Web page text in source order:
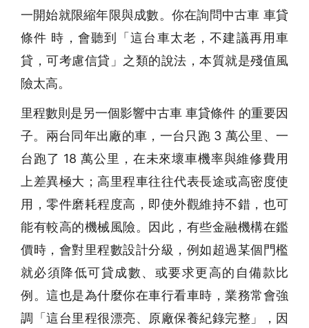
一開始就限縮年限與成數。你在詢問中古車 車貸
條件 時，會聽到「這台車太老，不建議再用車
貸，可考慮信貸」之類的說法，本質就是殘值風
險太高。
里程數則是另一個影響中古車 車貸條件 的重要因
子。兩台同年出廠的車，一台只跑 3 萬公里、一
台跑了 18 萬公里，在未來壞車機率與維修費用
上差異極大；高里程車往往代表長途或高密度使
用，零件磨耗程度高，即使外觀維持不錯，也可
能有較高的機械風險。因此，有些金融機構在鑑
價時，會對里程數設計分級，例如超過某個門檻
就必須降低可貸成數、或要求更高的自備款比
例。這也是為什麼你在車行看車時，業務常會強
調「這台里程很漂亮、原廠保養紀錄完整」，因